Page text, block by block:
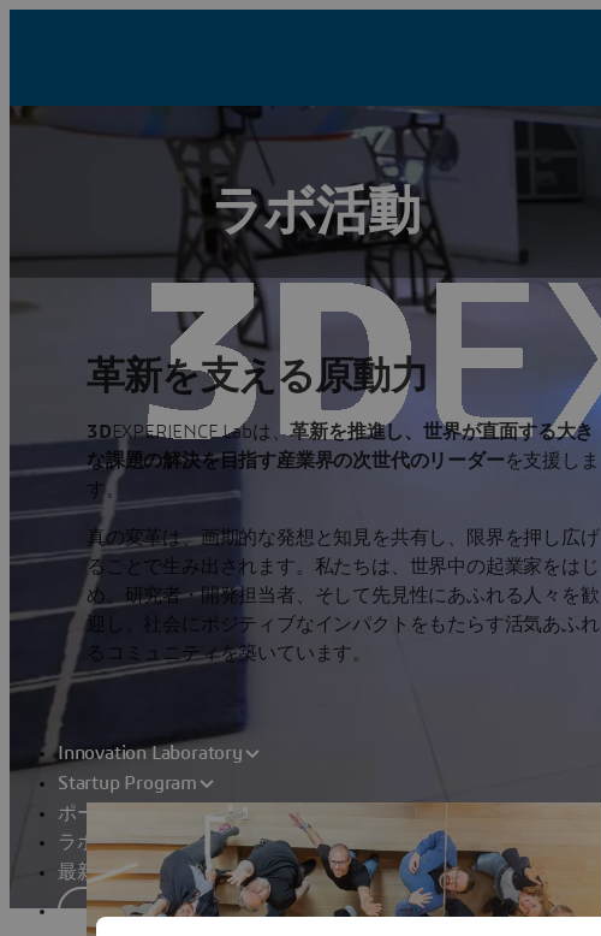
Innovation Laboratory
Startup Program
ポートフォリオ
ラボ活動
最新情報
応募
ラボ活動
革新を支える原動力
3D EXPERIENCE Labは、革新を推進し、世界が直面する大き
な課題の解決を目指す産業界の次世代のリーダーを支援しま
す。
真の変革は、画期的な発想と知見を共有し、限界を押し広げ
ることで生み出されます。私たちは、世界中の起業家をはじ
め、研究者・開発担当者、そして先見性にあふれる人々を歓
迎し、社会にポジティブなインパクトをもたらす活気あふれ
るコミュニティを築いています。